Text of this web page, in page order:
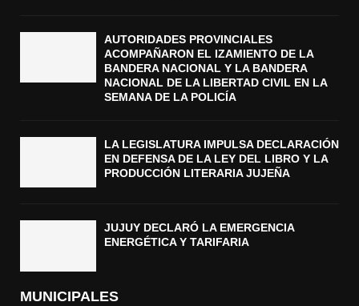
AUTORIDADES PROVINCIALES
ACOMPAÑARON EL IZAMIENTO DE LA
BANDERA NACIONAL Y LA BANDERA
NACIONAL DE LA LIBERTAD CIVIL EN LA
SEMANA DE LA POLICÍA
LA LEGISLATURA IMPULSA DECLARACIÓN
EN DEFENSA DE LA LEY DEL LIBRO Y LA
PRODUCCIÓN LITERARIA JUJEÑA
JUJUY DECLARÓ LA EMERGENCIA
ENERGÉTICA Y TARIFARIA
MUNICIPALES